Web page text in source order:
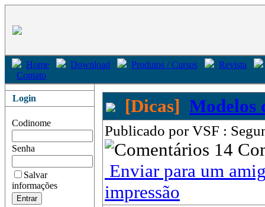
Home Download Produtos / Cursos
Revista
Contato
Login
Codinome
Senha
Salvar
informações
[Dicas] Modelos
Publicado por VSF :
14
Enviar para um
impressão